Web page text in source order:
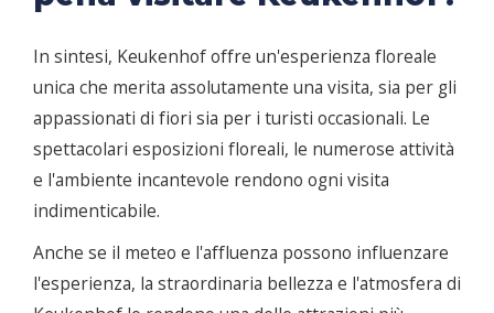
In sintesi, Keukenhof offre un'esperienza floreale
unica che merita assolutamente una visita, sia per gli
appassionati di fiori sia per i turisti occasionali. Le
spettacolari esposizioni floreali, le numerose attività
e l'ambiente incantevole rendono ogni visita
indimenticabile.
Anche se il meteo e l'affluenza possono influenzare
l'esperienza, la straordinaria bellezza e l'atmosfera di